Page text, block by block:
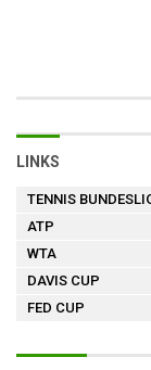
LINKS
TENNIS
ATP
WTA
DAVIS CUP
FED CUP